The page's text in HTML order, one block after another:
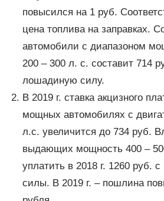
повысился на 1 руб.
цена топлива на заправках.
автомобили с диапазоном
200 – 300 л. с. составит 714
лошадиную силу.
В 2019 г. ставка акцизного
мощных автомобилях с
л.с. увеличится до 734 руб.
выдающих мощность 400 –
уплатить в 2018 г. 1260 руб.
силы. В 2019 г. – пошлина